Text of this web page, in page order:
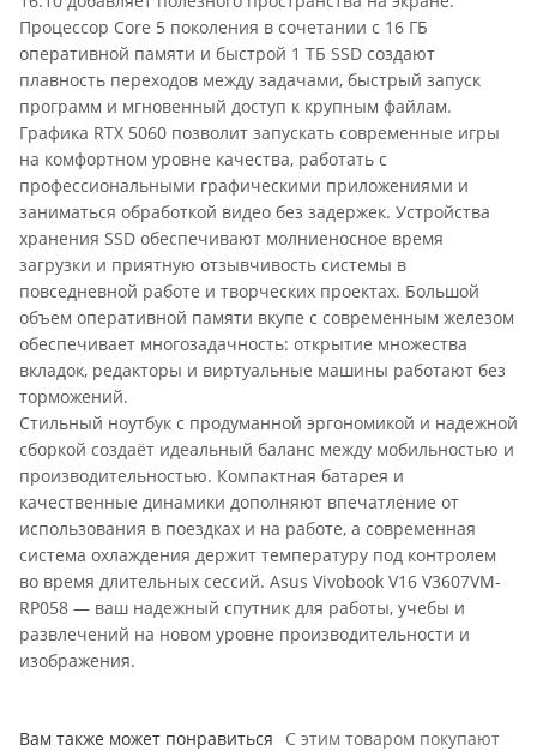
Процессор Core 5 поколения в сочетании с 16 ГБ
оперативной памяти и быстрой 1 ТБ SSD создают
плавность переходов между задачами, быстрый запуск
программ и мгновенный доступ к крупным файлам.
Графика RTX 5060 позволит запускать современные игры
на комфортном уровне качества, работать с
профессиональными графическими приложениями и
заниматься обработкой видео без задержек. Устройства
хранения SSD обеспечивают молниеносное время
загрузки и приятную отзывчивость системы в
повседневной работе и творческих проектах. Большой
объем оперативной памяти вкупе с современным железом
обеспечивает многозадачность: открытие множества
вкладок, редакторы и виртуальные машины работают без
торможений.
Стильный ноутбук с продуманной эргономикой и надежной
сборкой создаёт идеальный баланс между мобильностью и
производительностью. Компактная батарея и
качественные динамики дополняют впечатление от
использования в поездках и на работе, а современная
система охлаждения держит температуру под контролем
во время длительных сессий. Asus Vivobook V16 V3607VM-
RP058 — ваш надежный спутник для работы, учебы и
развлечений на новом уровне производительности и
изображения.
Вам также может понравиться С этим товаром покупают